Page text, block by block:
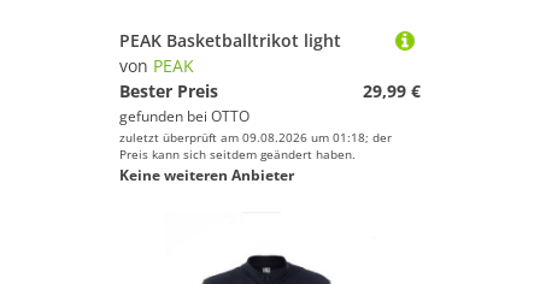
PEAK Basketballtrikot light
von PEAK
Bester Preis
29,99 €
gefunden bei OTTO
zuletzt überprüft am 09.08.2026 um 01:18; der
Preis kann sich seitdem geändert haben.
Keine weiteren Anbieter